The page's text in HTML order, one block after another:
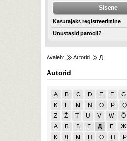
Kasutajaks registreerimine
Unustasid parooli?
Avaleht Autorid Д
Autorid
A B C D E F G
K
L M N O P Q
Z
Ž T U V W Õ
А
Б В Г Д Е Ж
К
Л М Н О П Р